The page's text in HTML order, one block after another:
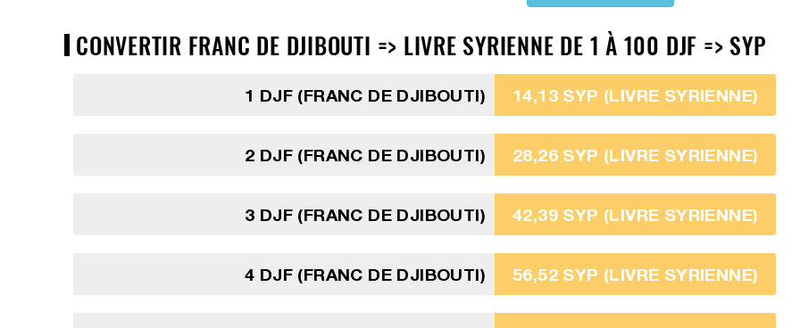
CONVERTIR FRANC DE DJIBOUTI => LIVRE SYRIENNE DE 1 À 100 DJF => SYP
1 DJF (FRANC DE DJIBOUTI) 14,13 SYP (LIVRE SYRIENNE)
2 DJF (FRANC DE DJIBOUTI) 28,26 SYP (LIVRE SYRIENNE)
3 DJF (FRANC DE DJIBOUTI) 42,39 SYP (LIVRE SYRIENNE)
4 DJF (FRANC DE DJIBOUTI) 56,52 SYP (LIVRE SYRIENNE)